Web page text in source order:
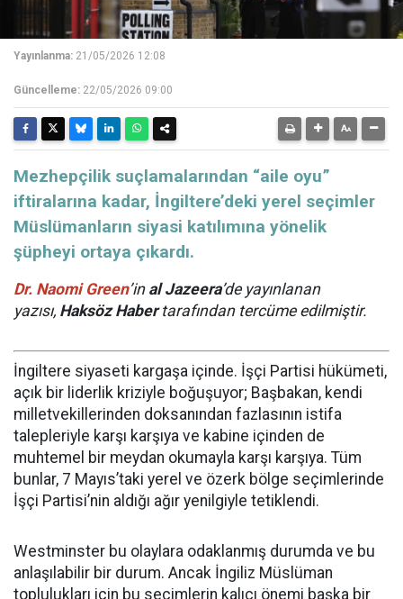
Yayınlanma: 21/05/2026 12:08
Güncelleme: 22/05/2026 09:00
​​​​​​​Mezhepçilik suçlamalarından “aile oyu”
iftiralarına kadar, İngiltere’deki yerel seçimler
Müslümanların siyasi katılımına yönelik
şüpheyi ortaya çıkardı.
Dr. Naomi Green’in al Jazeera’de yayınlanan
yazısı, Haksöz Habertarafından tercüme edilmiştir.
İngiltere siyaseti kargaşa içinde. İşçi Partisi hükümeti,
açık bir liderlik kriziyle boğuşuyor; Başbakan, kendi
milletvekillerinden doksanından fazlasının istifa
talepleriyle karşı karşıya ve kabine içinden de
muhtemel bir meydan okumayla karşı karşıya. Tüm
bunlar, 7 Mayıs’taki yerel ve özerk bölge seçimlerinde
İşçi Partisi’nin aldığı ağır yenilgiyle tetiklendi.
Westminster bu olaylara odaklanmış durumda ve bu
anlaşılabilir bir durum. Ancak İngiliz Müslüman
toplulukları için bu seçimlerin kalıcı önemi başka bir